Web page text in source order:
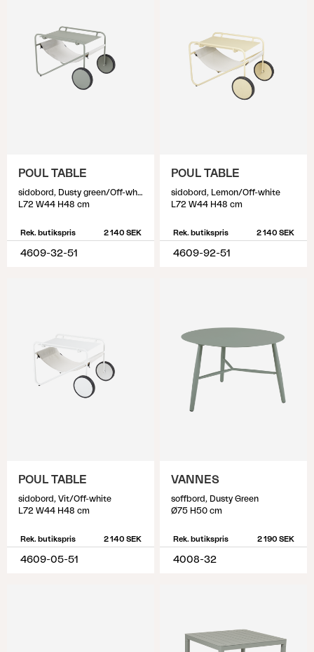
POUL TABLE
sidobord, Dusty green/Off-white
L72 W44 H48 cm
Rek. butikspris 2 140 SEK
4609-32-51
POUL TABLE
sidobord, Lemon/Off-white
L72 W44 H48 cm
Rek. butikspris 2 140 SEK
4609-92-51
POUL TABLE
sidobord, Vit/Off-white
L72 W44 H48 cm
Rek. butikspris 2 140 SEK
4609-05-51
VANNES
soffbord, Dusty Green
Ø75 H50 cm
Rek. butikspris 2 190 SEK
4008-32